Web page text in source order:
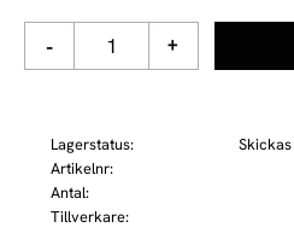
+
-
Lagerstatus
Artikelnr
Antal
Tillverkare